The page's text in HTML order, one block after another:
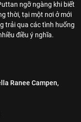
ngỡ ngàng khi biết
thời, tại một nơi ở mới
trải qua các tình huống
điều ý nghĩa.
Ranee Campen,